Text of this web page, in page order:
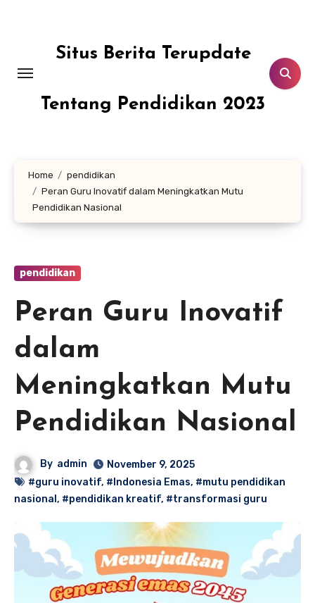
Situs Berita Terupdate
Tentang Pendidikan 2023
Home
pendidikan
Peran Guru Inovatif dalam Meningkatkan Mutu
Pendidikan Nasional
pendidikan
Peran Guru Inovatif
dalam
Meningkatkan Mutu
Pendidikan Nasional
By admin
November 9, 2025
#guru inovatif, #Indonesia Emas, #mutu pendidikan
nasional , #pendidikan kreatif, #transformasi guru